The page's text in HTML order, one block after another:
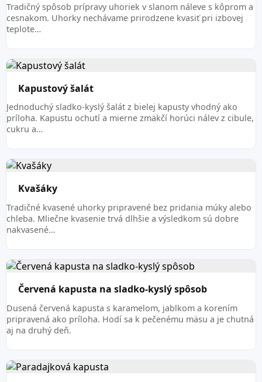
Tradičný spôsob prípravy uhoriek v slanom náleve s kôprom a
cesnakom. Uhorky nechávame prirodzene kvasiť pri izbovej
teplote…
Kapustový šalát
Jednoduchý sladko-kyslý šalát z bielej kapusty vhodný ako
príloha. Kapustu ochutí a mierne zmäkčí horúci nálev z cibule,
cukru a…
Kvašáky
Tradičné kvasené uhorky pripravené bez pridania múky alebo
chleba. Mliečne kvasenie trvá dlhšie a výsledkom sú dobre
nakvasené…
Červená kapusta na sladko-kyslý spôsob
Dusená červená kapusta s karamelom, jablkom a korením
pripravená ako príloha. Hodí sa k pečenému mäsu a je chutná
aj na druhý deň.